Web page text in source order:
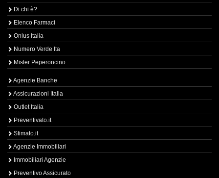
Di chi è?
Elenco Farmaci
Onlus Italia
Numero Verde Ita
Mister Peperoncino
Agenzie Banche
Assicurazioni Italia
Outlet Italia
Preventivato.it
Stimato.it
Agenzie Immobiliari
Immobiliari Agenzie
Preventivo Assicurato